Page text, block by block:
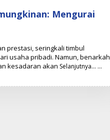
Mengurai
prestasi, seringkali timbul
usaha pribadi. Namun, benarkah
kesadaran akan Selanjutnya…